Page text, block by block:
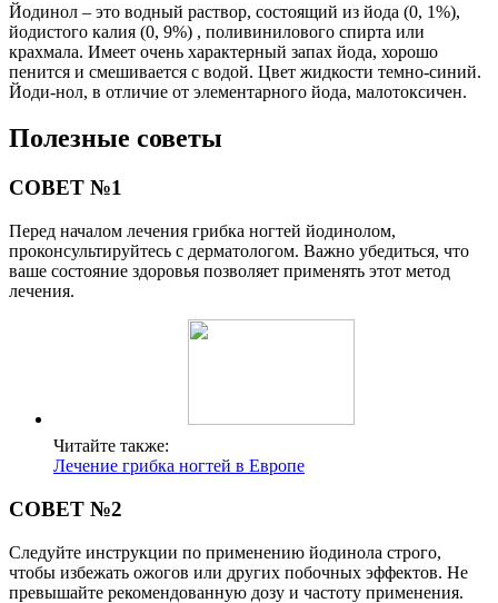
Йодинол – это водный раствор, состоящий из йода (0, 1%),
йодистого калия (0, 9%) , поливинилового спирта или
крахмала. Имеет очень характерный запах йода, хорошо
пенится и смешивается с водой. Цвет жидкости темно-синий.
Йоди-нол, в отличие от элементарного йода, малотоксичен.
Полезные советы
СОВЕТ №1
Перед началом лечения грибка ногтей йодинолом,
проконсультируйтесь с дерматологом. Важно убедиться, что
ваше состояние здоровья позволяет применять этот метод
лечения.
Читайте также:
Лечение грибка ногтей в Европе
СОВЕТ №2
Следуйте инструкции по применению йодинола строго,
чтобы избежать ожогов или других побочных эффектов. Не
превышайте рекомендованную дозу и частоту применения.